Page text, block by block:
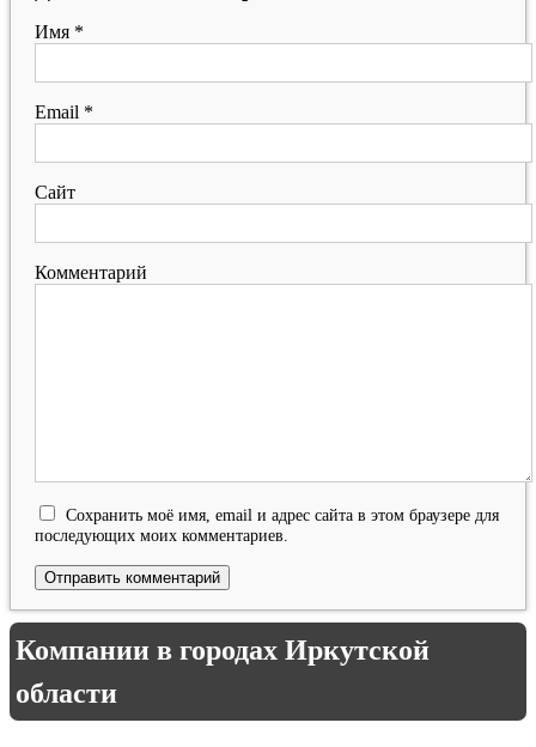
Имя *
Email *
Сайт
Комментарий
Сохранить моё имя, email и адрес сайта в этом браузере для
последующих моих комментариев.
Компании в городах Иркутской
области